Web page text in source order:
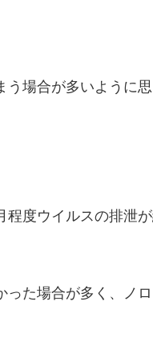
場合が多いように思
度ウイルスの排泄
た場合が多く、ノ